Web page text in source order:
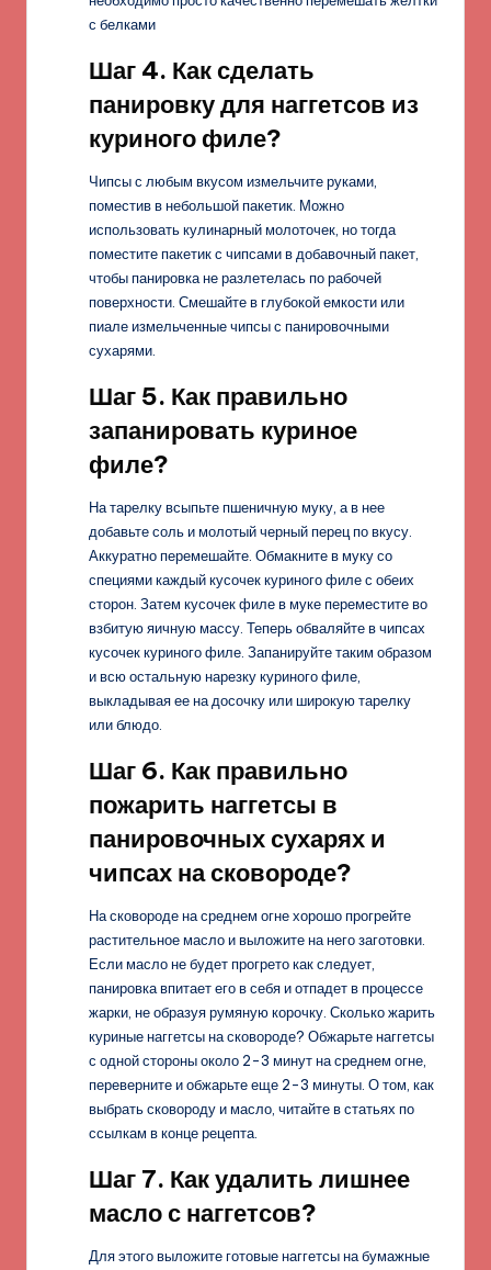
с белками
Шаг 4. Как сделать
панировку для наггетсов из
куриного филе?
Чипсы с любым вкусом измельчите руками,
поместив в небольшой пакетик. Можно
использовать кулинарный молоточек, но тогда
поместите пакетик с чипсами в добавочный пакет,
чтобы панировка не разлетелась по рабочей
поверхности. Смешайте в глубокой емкости или
пиале измельченные чипсы с панировочными
сухарями.
Шаг 5. Как правильно
запанировать куриное
филе?
На тарелку всыпьте пшеничную муку, а в нее
добавьте соль и молотый черный перец по вкусу.
Аккуратно перемешайте. Обмакните в муку со
специями каждый кусочек куриного филе с обеих
сторон. Затем кусочек филе в муке переместите во
взбитую яичную массу. Теперь обваляйте в чипсах
кусочек куриного филе. Запанируйте таким образом
и всю остальную нарезку куриного филе,
выкладывая ее на досочку или широкую тарелку
или блюдо.
Шаг 6. Как правильно
пожарить наггетсы в
панировочных сухарях и
чипсах на сковороде?
На сковороде на среднем огне хорошо прогрейте
растительное масло и выложите на него заготовки.
Если масло не будет прогрето как следует,
панировка впитает его в себя и отпадет в процессе
жарки, не образуя румяную корочку. Сколько жарить
куриные наггетсы на сковороде? Обжарьте наггетсы
с одной стороны около 2-3 минут на среднем огне,
переверните и обжарьте еще 2-3 минуты. О том, как
выбрать сковороду и масло, читайте в статьях по
ссылкам в конце рецепта.
Шаг 7. Как удалить лишнее
масло с наггетсов?
Для этого выложите готовые наггетсы на бумажные